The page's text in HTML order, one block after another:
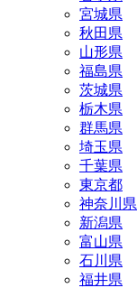
宮城県
秋田県
山形県
福島県
茨城県
栃木県
群馬県
埼玉県
千葉県
東京都
神奈川県
新潟県
富山県
石川県
福井県